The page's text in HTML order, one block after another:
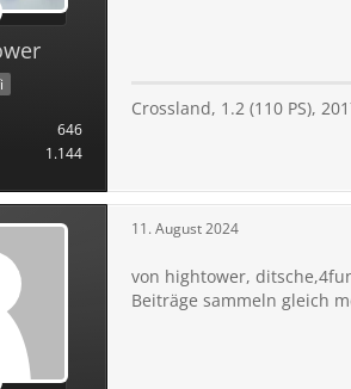
646
1.144
Crossland, 1.2 (110 PS),
11. August 2024
von hightower,
Beiträge sammeln gleich